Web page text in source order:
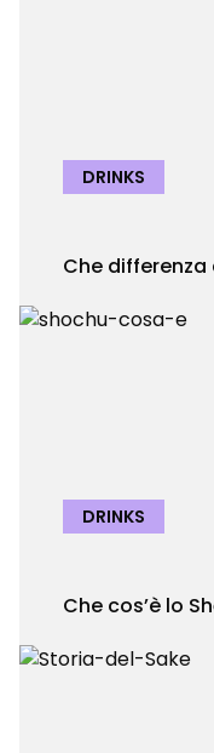
DRINKS
Che differenza
DRINKS
Che cos’è lo